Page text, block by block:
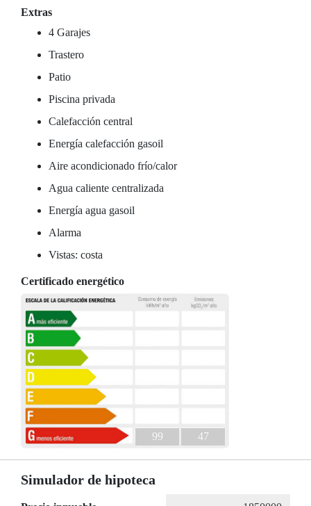
Extras
4 Garajes
Trastero
Patio
Piscina privada
Calefacción central
Energía calefacción gasoil
Aire acondicionado frío/calor
Agua caliente centralizada
Energía agua gasoil
Alarma
Vistas: costa
Certificado energético
99 47
Simulador de hipoteca